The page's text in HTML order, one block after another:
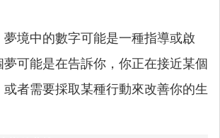
境中的數字可能是一種指導或啟
可能是在告訴你，你正在接近某個
者需要採取某種行動來改善你的生